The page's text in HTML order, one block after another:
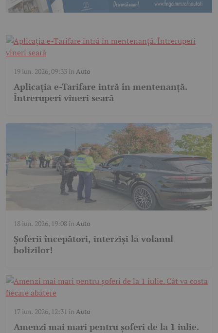
19 iun. 2026, 09:33înAuto
Aplicația e-Tarifare intră în mentenanță.
Întreruperi vineri seară
18 iun. 2026, 19:08înAuto
Șoferii începători, interziși la volanul
bolizilor!
17 iun. 2026, 12:31 înAuto
Amenzi mai mari pentru șoferi de la 1 iulie.